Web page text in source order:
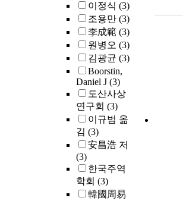
이정식 (3)
조용만 (3)
李成範 (3)
원병오 (3)
김광균 (3)
Boorstin,
Daniel J (3)
도산사상
연구회 (3)
이규범 옮
김 (3)
安昌浩 저
(3)
한국주역
학회 (3)
韓國周易